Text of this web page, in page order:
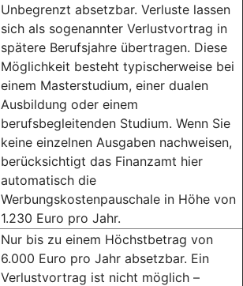
Unbegrenzt absetzbar. Verluste lassen
sich als sogenannter Verlustvortrag in
spätere Berufsjahre übertragen. Diese
Möglichkeit besteht typischerweise bei
einem Masterstudium, einer dualen
Ausbildung oder einem
berufsbegleitenden Studium. Wenn Sie
keine einzelnen Ausgaben nachweisen,
berücksichtigt das Finanzamt hier
automatisch die
Werbungskostenpauschale in Höhe von
1.230 Euro pro Jahr.
Nur bis zu einem Höchstbetrag von
6.000 Euro pro Jahr absetzbar. Ein
Verlustvortrag ist nicht möglich –